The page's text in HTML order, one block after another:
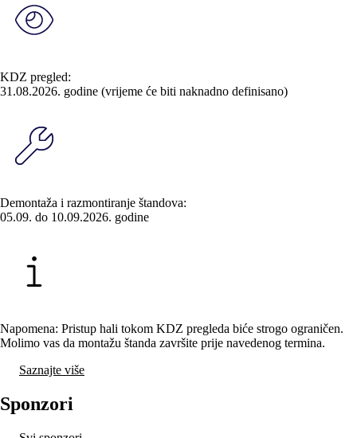
KDZ pregled:
31.08.2026. godine (vrijeme će biti naknadno definisano)
Demontaža i razmontiranje štandova:
05.09. do 10.09.2026. godine
Napomena: Pristup hali tokom KDZ pregleda biće strogo ograničen.
Molimo vas da montažu štanda završite prije navedenog termina.
Saznajte više
Sponzori